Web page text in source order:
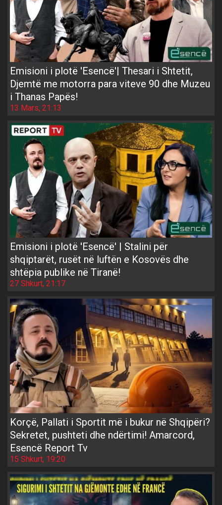
Emisioni i plotë 'Esencë'| Thesari i Shtetit,
Djemtë me motorra para viteve 90 dhe Muzeu
i Thanas Papës!
13 Mars, 21:13
Emisioni i plotë 'Esencë' | Stalini për
shqiptarët, rusët në luftën e Kosovës dhe
shtëpia publike në Tiranë!
27 Shkurt, 21:17
Korçë, Pallati i Sportit më i bukur në Shqipëri?
Sekretet, pushteti dhe ndërtimi! Amarcord,
Esencë Report Tv
15 Shkurt, 19:20